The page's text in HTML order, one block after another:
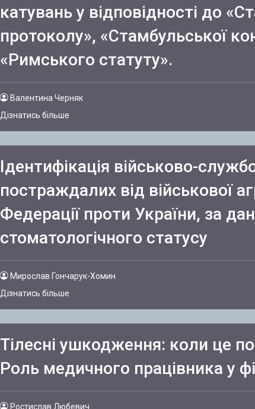
катувань у відповідності до
протоколу», «Стамбульської
«Римського статуту».
Валентина Черняк
Дізнатись більше
Ідентифікація військово-
постраждалих від військової
Федерації проти України, за
стоматологічного статусу
Мирослав Гончарук-Хомин
Дізнатись більше
Тілесні ушкодження: коли це
Роль медичного працівника у
Ростислав Любевич